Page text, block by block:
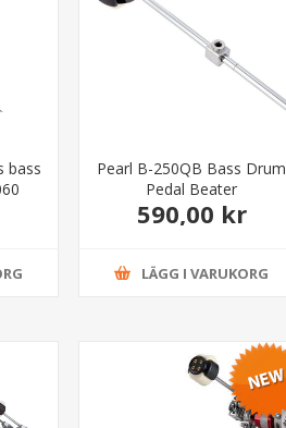
bass
Pearl B-250QB Bass Drum
Pedal Beater
590,00 kr
LÄGG I VARUKORG